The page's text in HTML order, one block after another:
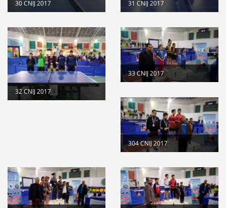
30 CNIJ 2017 31 CNIJ 2017
32 CNIJ 2017
33 CNIJ 2017
304 CNIJ 2017